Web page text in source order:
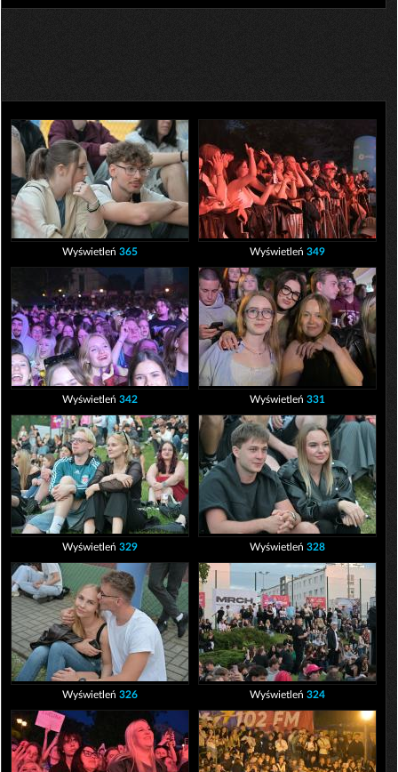
Wyświetleń 365 Wyświetleń 349
Wyświetleń 342 Wyświetleń 331
Wyświetleń 329 Wyświetleń 328
Wyświetleń 326 Wyświetleń 324